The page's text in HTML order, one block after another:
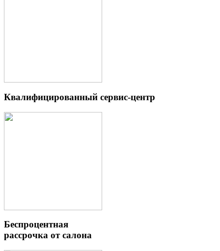
Квалифицированный сервис-центр
Беспроцентная
рассрочка от салона